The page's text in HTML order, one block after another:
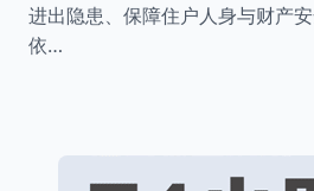
进出隐患、保障住户人身与财产
依…